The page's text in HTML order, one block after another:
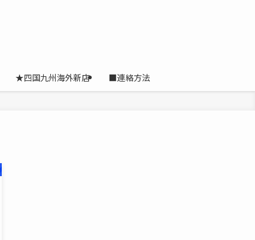
★四国九州海外新店 ■連絡方法